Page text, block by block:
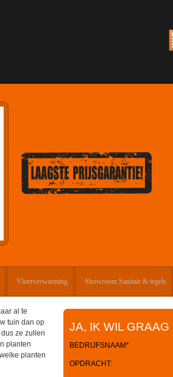
Vloerverwarming Showroom Sanitair & tegels
al te
tuin dan op
ze zullen
planten
planten
JA, IK WIL GRAAG
BEDRIJFSNAAM*
OPDRACHT: